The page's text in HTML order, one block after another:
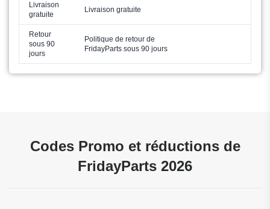
Livraison
gratuite
Livraison gratuite
Retour
sous 90
jours
Politique de retour de
FridayParts sous 90 jours
Codes Promo et réductions de
FridayParts 2026